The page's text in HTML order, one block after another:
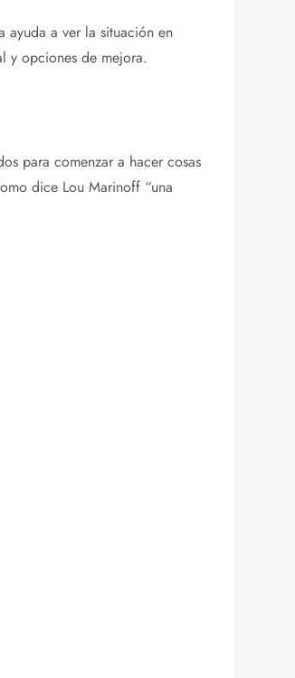
ayuda a ver la situación en
y opciones de mejora.
para comenzar a hacer cosas
dice Lou Marinoff “una